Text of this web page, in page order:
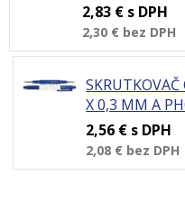
2,83 € s DPH
2,30 € bez DPH
X 0,3 MM A
2,56 € s DPH
2,08 € bez DPH